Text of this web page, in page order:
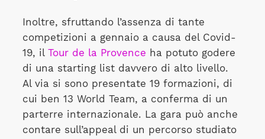
Inoltre, sfruttando l’assenza di tante
competizioni a gennaio a causa del Covid-
19, il Tour de la Provence ha potuto godere
di una starting list davvero di alto livello.
Al via si sono presentate 19 formazioni, di
cui ben 13 World Team, a conferma di un
parterre internazionale. La gara può anche
contare sull’appeal di un percorso studiato